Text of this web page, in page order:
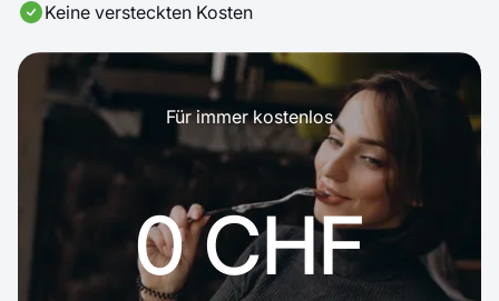
Keine versteckten Kosten
Für immer kostenlos
0 CHF